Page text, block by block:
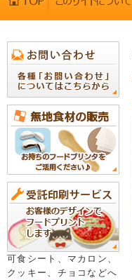
可食シート、マカロン、
クッキー、チョコなどへ